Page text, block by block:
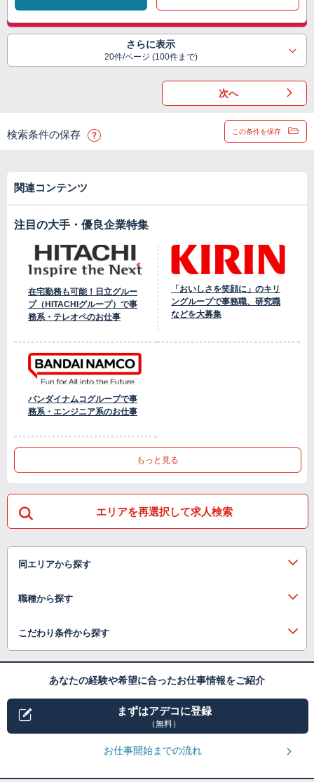
さらに表示
20件/ページ (100件まで)
次へ
検索条件の保存 この条件を保存
関連コンテンツ
注目の大手・優良企業特集
在宅勤務も可能！日立グルー
プ（HITACHIグループ）で事
務系・テレオペのお仕事
「おいしさを笑顔に」のキリ
ングループで事務職、研究職
などを大募集
バンダイナムコグループで事
務系・エンジニア系のお仕事
もっと見る
エリアを再選択して求人検索
同エリアから探す
職種から探す
こだわり条件から探す
あなたの経験や希望に合ったお仕事情報をご紹介
まずはアデコに登録
（無料）
お仕事開始までの流れ